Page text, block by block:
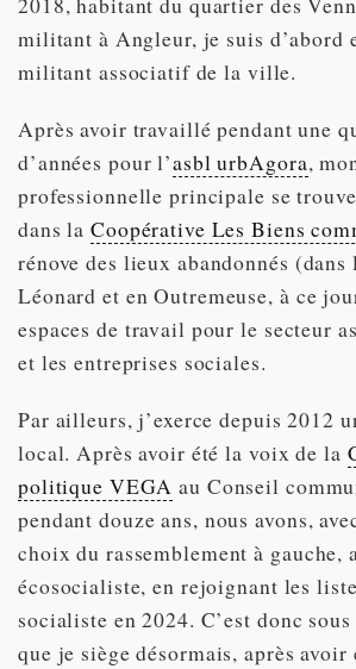
militant à Angleur, je suis d’abord
militant associatif de la ville.
Après avoir travaillé pendant une
d’années pour l’asbl urbAgora,
professionnelle principale se
dans laCoopérative Les Biens
rénove des lieux abandonnés
Léonard et en Outremeuse, à ce
espaces de travail pour le secteur
et les entreprises sociales.
Par ailleurs, j’exerce depuis 2012
local. Après avoir été la voix de la
politique VEGA au Conseil
pendant douze ans, nous avons,
choix du rassemblement à gauche,
écosocialiste, en rejoignant les
socialiste en 2024. C’est donc
que je siège désormais, après avoir